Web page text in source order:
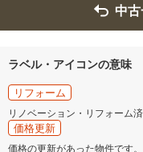
中
ラベル・アイコンの意味
リフォーム
リノベーション・リフォーム
価格更新
価格の更新があった物件です。